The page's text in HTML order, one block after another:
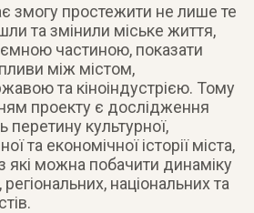
змогу простежити не лише те
та змінили міське життя,
частиною, показати
між містом,
та кіноіндустрією. Тому
проекту є дослідження
перетину культурної,
та економічної історії міста,
які можна побачити динаміку
національних та